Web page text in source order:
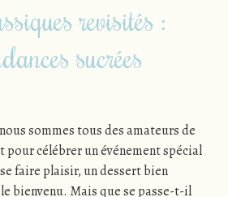
revisités :
sucrées
sommes tous des amateurs de
pour célébrer un événement spécial
faire plaisir, un dessert bien
bienvenu. Mais que se passe-t-il